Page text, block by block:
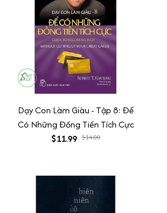
Dạy Con Làm Giàu - Tập 8: Để
Có Những Đồng Tiền Tích Cực
$11.99 $14.00